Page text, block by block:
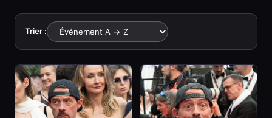
Trier :